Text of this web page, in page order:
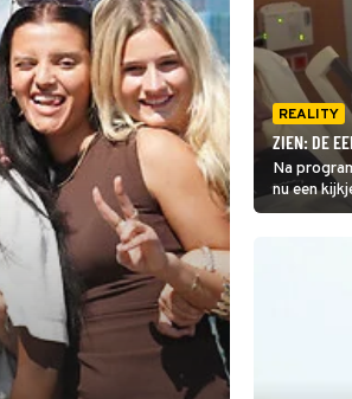
REALITY
ZIEN: DE
Na
nu een
worden